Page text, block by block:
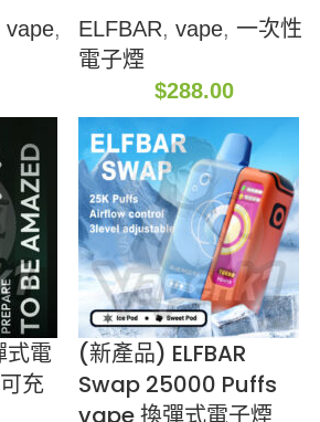
vape,
ELFBAR, vape, 一次性
電子煙
$288.00
電
充
(新產品) ELFBAR
Swap 25000 Puffs
vape 換彈式電子煙